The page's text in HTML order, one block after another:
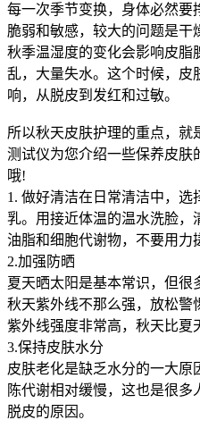
每一次季节变换，身体必然要
脆弱和敏感，较大的问题是干
秋季温湿度的变化会影响皮脂
乱，大量失水。这个时候，皮
响，从脱皮到发红和过敏。
所以秋天皮肤护理的重点，
测试仪为您介绍一些保养皮肤
哦!
1. 做好清洁在日常清洁中，
乳。用接近体温的温水洗脸，
油脂和细胞代谢物，不要用力
2.加强防晒
夏天晒太阳是基本常识，但很
秋天紫外线不那么强，放松警
紫外线强度非常高，秋天比夏
3.保持皮肤水分
皮肤老化是缺乏水分的一大
陈代谢相对缓慢，这也是很
脱皮的原因。